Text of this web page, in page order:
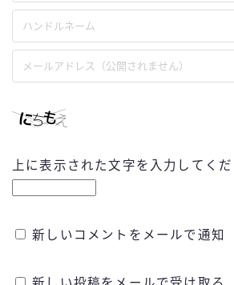
上に表示された文字を入力してくだ
新しいコメントをメールで通知